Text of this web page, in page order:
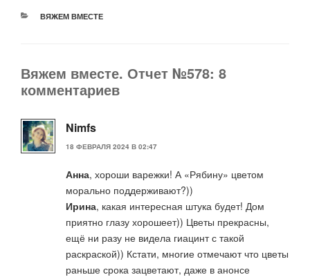
РУБРИКИ
ВЯЖЕМ ВМЕСТЕ
Вяжем вместе. Отчет №578: 8
комментариев
Nimfs
18 ФЕВРАЛЯ 2024 В 02:47
Анна, хороши варежки! А «Рябину» цветом
морально поддерживают?))
Ирина, какая интересная штука будет! Дом
приятно глазу хорошеет)) Цветы прекрасны,
ещё ни разу не видела гиацинт с такой
раскраской)) Кстати, многие отмечают что цветы
раньше срока зацветают, даже в анонсе